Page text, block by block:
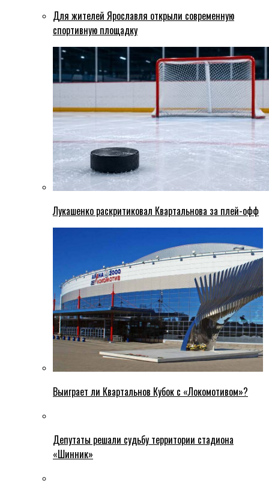
Для жителей Ярославля открыли современную
спортивную площадку
Лукашенко раскритиковал Квартальнова за плей-офф
Выиграет ли Квартальнов Кубок с «Локомотивом»?
Депутаты решали судьбу территории стадиона
«Шинник»